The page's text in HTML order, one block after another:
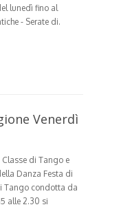
lunedì fino al
- Serate di.
Venerdì
di Tango e
Danza Festa di
Tango condotta da
alle 2.30 si